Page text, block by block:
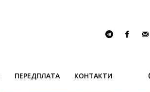
ПЕРЕДПЛАТА КОНТАКТИ